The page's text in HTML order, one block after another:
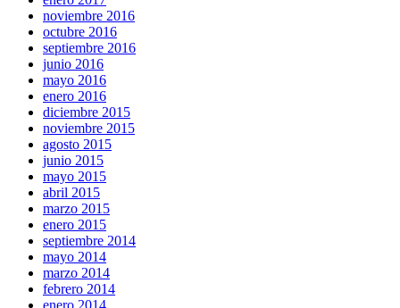
noviembre 2016
octubre 2016
septiembre 2016
junio 2016
mayo 2016
enero 2016
diciembre 2015
noviembre 2015
agosto 2015
junio 2015
mayo 2015
abril 2015
marzo 2015
enero 2015
septiembre 2014
mayo 2014
marzo 2014
febrero 2014